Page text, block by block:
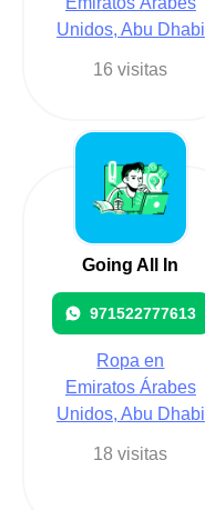
Unidos, Abu Dhabi
16 visitas
Going All In
971522777613
Ropa en
Emiratos Árabes
Unidos, Abu Dhabi
18 visitas